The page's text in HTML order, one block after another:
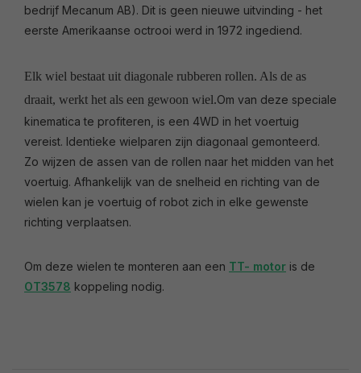
bedrijf Mecanum AB). Dit is geen nieuwe uitvinding - het
eerste Amerikaanse octrooi werd in 1972 ingediend.
Elk wiel bestaat uit diagonale rubberen rollen. Als de as
draait, werkt het als een gewoon wiel.Om van deze speciale
kinematica te profiteren, is een 4WD in het voertuig
vereist. Identieke wielparen zijn diagonaal gemonteerd.
Zo wijzen de assen van de rollen naar het midden van het
voertuig. Afhankelijk van de snelheid en richting van de
wielen kan je voertuig of robot zich in elke gewenste
richting verplaatsen.
Om deze wielen te monteren aan een TT- motor is de
OT3578 koppeling nodig.